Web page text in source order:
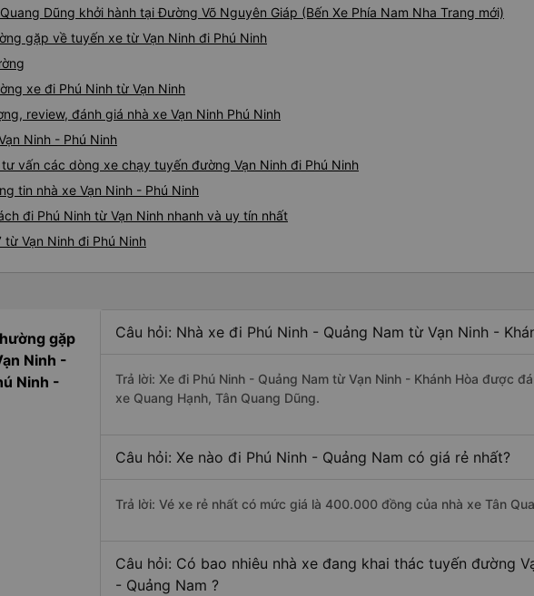
Dũng khởi hành tại Đường Võ Nguyên Giáp (Bến Xe Phía Nam Nha Trang mới)
gặp về tuyến xe từ Vạn Ninh đi Phú Ninh
xe đi Phú Ninh từ Vạn Ninh
review, đánh giá nhà xe Vạn Ninh Phú Ninh
Ninh - Phú Ninh
tư vấn các dòng xe chạy tuyến đường Vạn Ninh đi Phú Ninh
tin nhà xe Vạn Ninh - Phú Ninh
đi Phú Ninh từ Vạn Ninh nhanh và uy tín nhất
Vạn Ninh đi Phú Ninh
gặp
Ninh -
Ninh -
Câu hỏi: Nhà xe đi Phú Ninh - Quảng Nam từ Vạn Ninh -
Trả lời: Xe đi Phú Ninh - Quảng Nam từ Vạn Ninh - Khánh Hòa được
xe Quang Hạnh, Tân Quang Dũng.
Câu hỏi: Xe nào đi Phú Ninh - Quảng Nam có giá rẻ nhất?
Trả lời: Vé xe rẻ nhất có mức giá là 400.000 đồng của nhà xe Tân
Câu hỏi: Có bao nhiêu nhà xe đang khai thác tuyến đường
- Quảng Nam ?